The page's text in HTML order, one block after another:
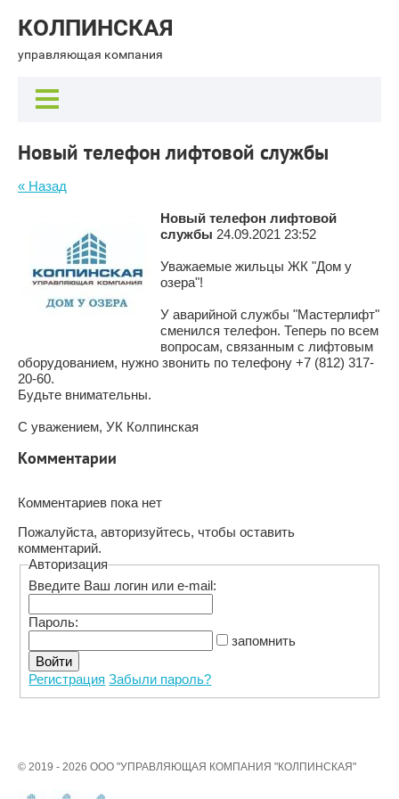
КОЛПИНСКАЯ
управляющая компания
Новый телефон лифтовой службы
« Назад
Новый телефон лифтовой
службы 24.09.2021 23:52
Уважаемые жильцы ЖК "Дом у
озера"!
У аварийной службы "Мастерлифт"
сменился телефон. Теперь по всем
вопросам, связанным с лифтовым
оборудованием, нужно звонить по телефону +7 (812) 317-
20-60.
Будьте внимательны.
С уважением, УК Колпинская
Комментарии
Комментариев пока нет
Пожалуйста, авторизуйтесь, чтобы оставить
комментарий.
Авторизация
Введите Ваш логин или e-mail:
Пароль:
запомнить
Регистрация Забыли пароль?
© 2019 - 2026 ООО "УПРАВЛЯЮЩАЯ КОМПАНИЯ "КОЛПИНСКАЯ"